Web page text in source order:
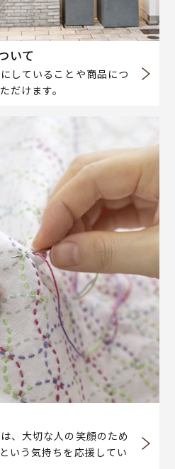
いて
していることや商品につ
だけます。
、大切な人の笑顔のため
いう気持ちを応援してい